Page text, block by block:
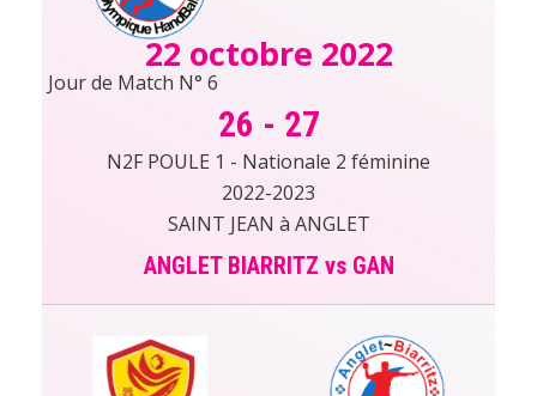
22 octobre 2022
Jour de Match N° 6
26 - 27
N2F POULE 1 - Nationale 2 féminine
2022-2023
SAINT JEAN à ANGLET
ANGLET BIARRITZ vs GAN